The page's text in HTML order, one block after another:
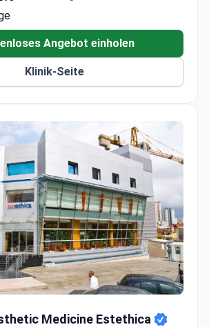
ästhetische Verfahren mit Fokus auf
auf chirurgische und nicht-
Eingriffe
Angebot einholen
Klinik-Seite
Medicine Estethica